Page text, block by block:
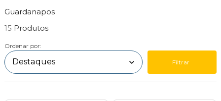
Guardanapos
15
Ordenar por:
Filtrar